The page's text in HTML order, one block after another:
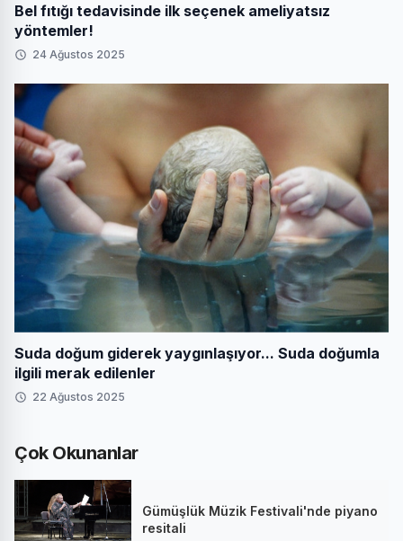
Bel fıtığı tedavisinde ilk seçenek ameliyatsız
yöntemler!
24 Ağustos 2025
Suda doğum giderek yaygınlaşıyor... Suda doğumla
ilgili merak edilenler
22 Ağustos 2025
Çok Okunanlar
Gümüşlük Müzik Festivali'nde piyano
resitali